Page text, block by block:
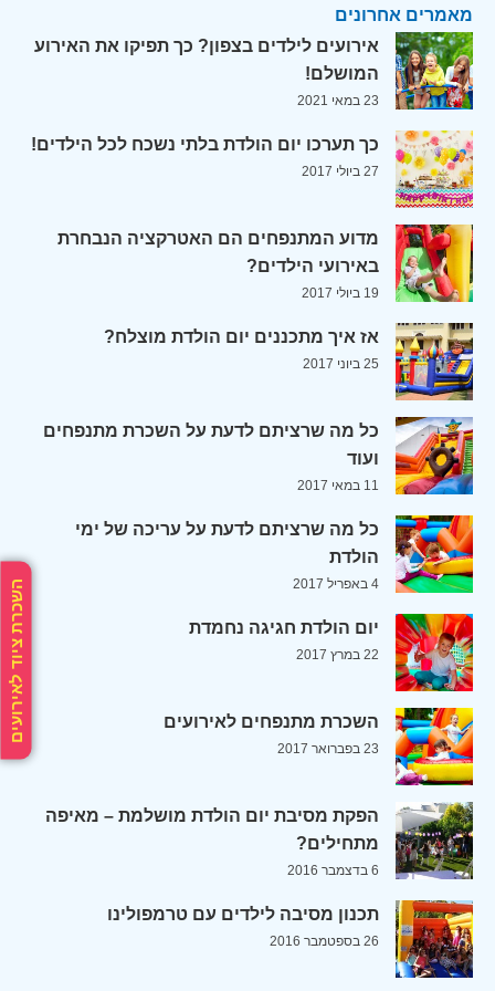
השכרת ציוד לאירועים
מאמרים אחרונים
אירועים לילדים בצפון? כך תפיקו את האירוע
המושלם!
23 במאי 2021
כך תערכו יום הולדת בלתי נשכח לכל הילדים!
27 ביולי 2017
מדוע המתנפחים הם האטרקציה הנבחרת
באירועי הילדים?
19 ביולי 2017
אז איך מתכננים יום הולדת מוצלח?
25 ביוני 2017
כל מה שרציתם לדעת על השכרת מתנפחים
ועוד
11 במאי 2017
כל מה שרציתם לדעת על עריכה של ימי
הולדת
4 באפריל 2017
יום הולדת חגיגה נחמדת
22 במרץ 2017
השכרת מתנפחים לאירועים
23 בפברואר 2017
הפקת מסיבת יום הולדת מושלמת – מאיפה
מתחילים?
6 בדצמבר 2016
תכנון מסיבה לילדים עם טרמפולינו
26 בספטמבר 2016